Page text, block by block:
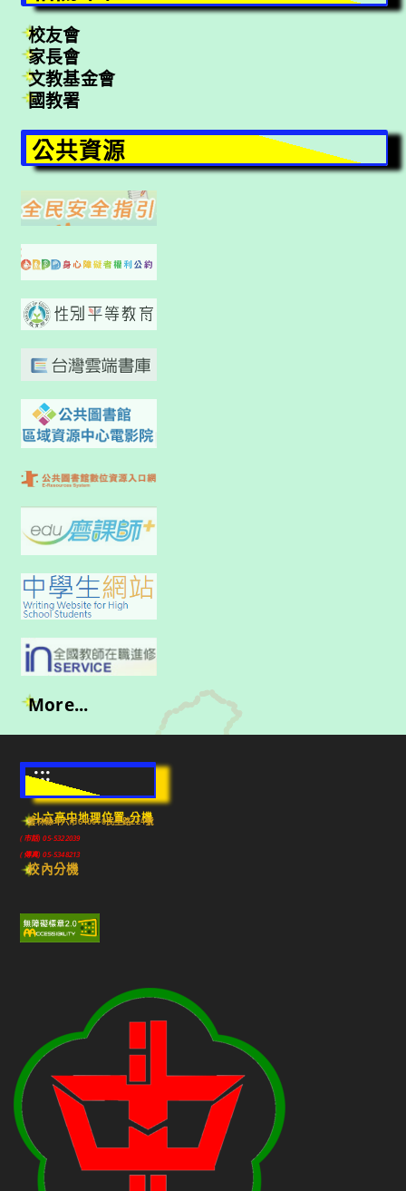
校友會
家長會
文教基金會
國教署
公共資源
More...
:::
斗六高中地理位置-分機
雲林縣斗六市640010民生路224號
(市話) 05-5322039
(傳真) 05-5348213
校內分機